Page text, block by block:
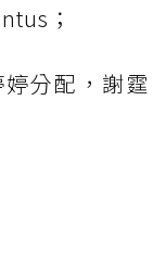
；
分配，謝霆